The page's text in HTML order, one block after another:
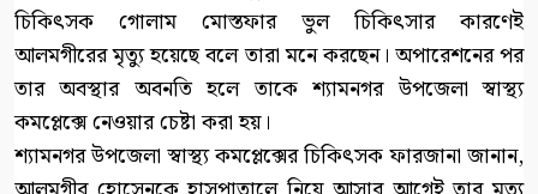
চিকিৎসক গোলাম মোস্তফার ভুল চিকিৎসার কারণেই
আলমগীরের মৃত্যু হয়েছে বলে তারা মনে করছেন। অপারেশনের পর
তার অবস্থার অবনতি হলে তাকে শ্যামনগর উপজেলা স্বাস্থ্য
কমপ্লেক্সে নেওয়ার চেষ্টা করা হয়।
শ্যামনগর উপজেলা স্বাস্থ্য কমপ্লেক্সের চিকিৎসক ফারজানা জানান,